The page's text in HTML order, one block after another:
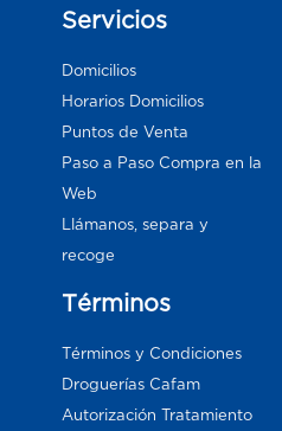
Servicios
Domicilios
Horarios Domicilios
Puntos de Venta
Paso a Paso Compra en la
Web
Llámanos, separa y
recoge
Términos
Términos y Condiciones
Droguerías Cafam
Autorización Tratamiento